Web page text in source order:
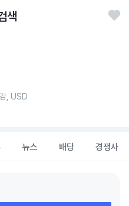
색
, USD
뉴스 배당 경쟁사